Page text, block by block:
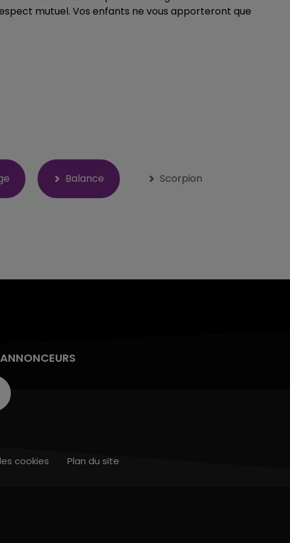
mutuel. Vos enfants ne vous apporteront que
Balance Scorpion
ANNONCEURS
cookies Plan du site